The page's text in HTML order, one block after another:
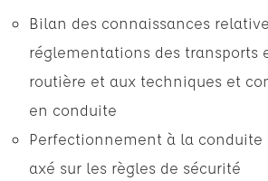
Bilan des connaissances
réglementations des transports
routière et aux techniques et
en conduite
Perfectionnement à la
axé sur les règles de sécurité